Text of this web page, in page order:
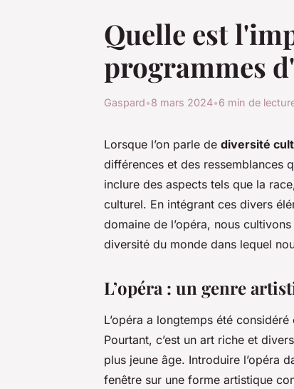
Quelle est
programmes
Gaspard•8 mars 2024•6 min de
Lorsque l’on parle de diversité
différences et des ressemblances
inclure des aspects tels que la
culturel. En intégrant ces divers
domaine de l’opéra, nous
diversité du monde dans lequel
L’opéra : un genre
L’opéra a longtemps été
Pourtant, c’est un art riche et
plus jeune âge. Introduire l’opéra
fenêtre sur une forme artistique